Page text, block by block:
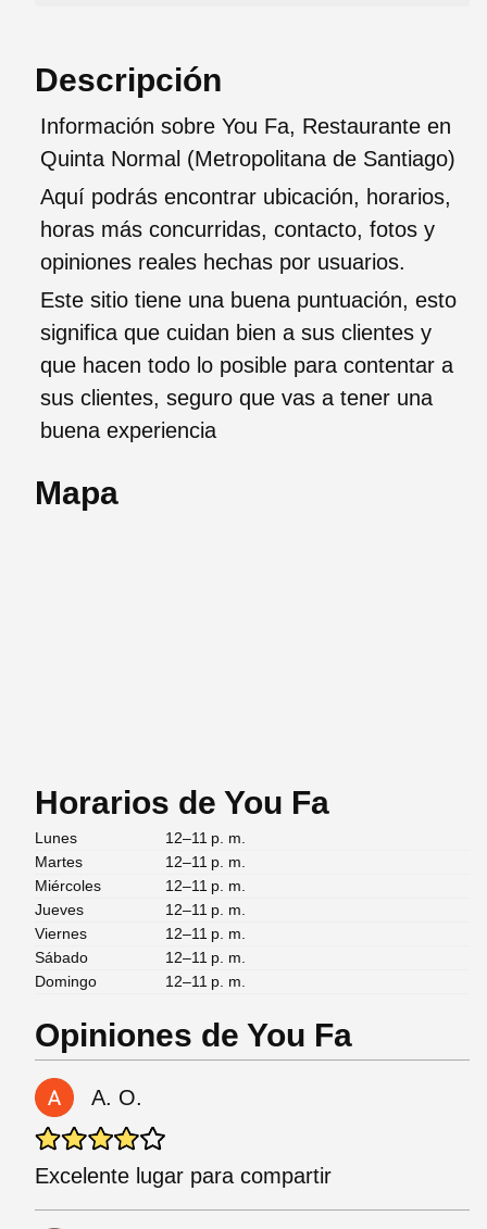
Descripción
Información sobre You Fa, Restaurante en
Quinta Normal (Metropolitana de Santiago)
Aquí podrás encontrar ubicación, horarios,
horas más concurridas, contacto, fotos y
opiniones reales hechas por usuarios.
Este sitio tiene una buena puntuación, esto
significa que cuidan bien a sus clientes y
que hacen todo lo posible para contentar a
sus clientes, seguro que vas a tener una
buena experiencia
Mapa
Horarios de You Fa
Lunes
12–11 p. m.
Martes
12–11 p. m.
Miércoles
12–11 p. m.
Jueves
12–11 p. m.
Viernes
12–11 p. m.
Sábado
12–11 p. m.
Domingo
12–11 p. m.
Opiniones de You Fa
A. O.
Excelente lugar para compartir